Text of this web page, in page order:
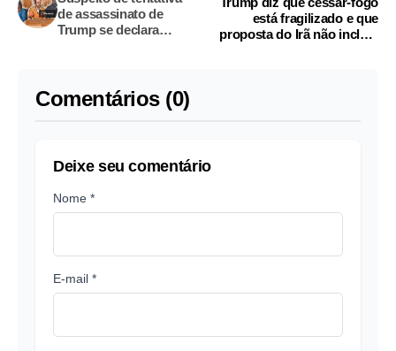
de assassinato de
Trump se declara
está fragilizado e que
proposta do Irã não incluiu
Comentários (0)
Deixe seu comentário
Nome *
E-mail *